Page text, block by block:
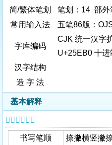
简/繁体笔划
笔划：14 部外
常用输入法
五笔86版：
字库编码
CJK 统一汉字
U+25EB0 十进
汉字结构
造 字 法
基本解释
𥺰字基本信息
书写笔顺 捺撇横竖撇